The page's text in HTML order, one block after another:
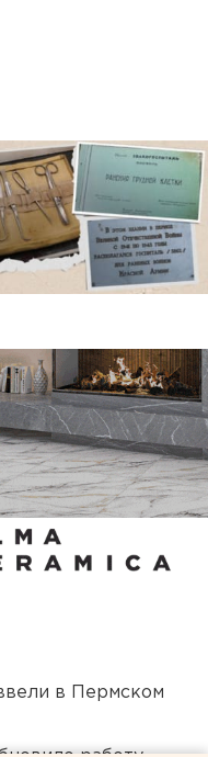
в Пермском